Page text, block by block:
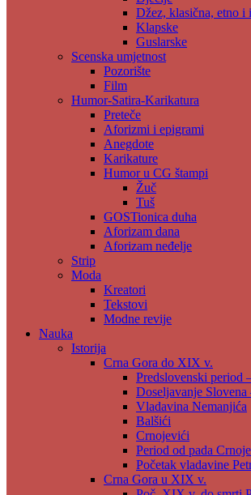
Džez, klasična, etno i
Klapske
Guslarske
Scenska umjetnost
Pozorište
Film
Humor-Satira-Karikatura
Preteče
Aforizmi i epigrami
Anegdote
Karikature
Humor u CG štampi
Žuč
Tuš
GOSTionica duha
Aforizam dana
Aforizam neđelje
Strip
Moda
Kreatori
Tekstovi
Modne revije
Nauka
Istorija
Crna Gora do XIX v.
Predslovenski period
Doseljavanje
Vladavina Nemanjića
Balšići
Crnojevići
Period od pada
Početak vladavine
Crna Gora u XIX v.